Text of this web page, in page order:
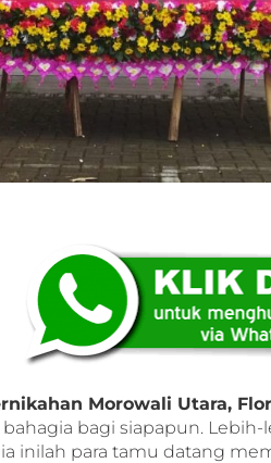
Morowali Utara,
bagi siapapun.
inilah para tamu datang